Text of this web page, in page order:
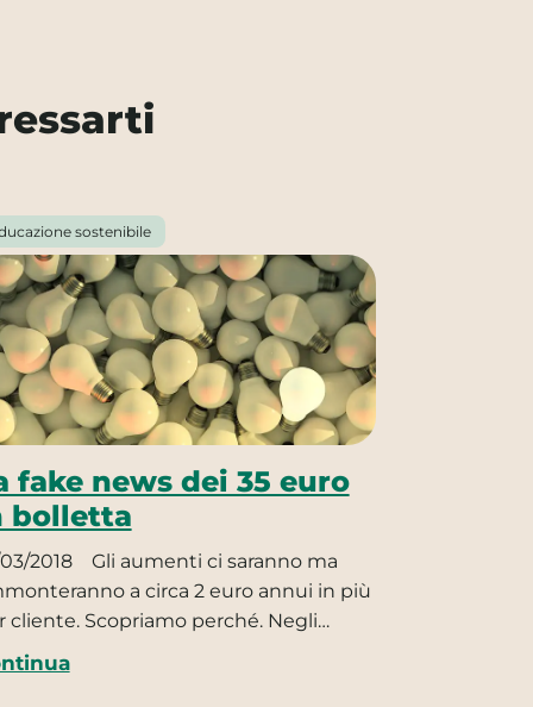
sostenibile
fake news dei 35 euro
bolletta
2018
Gli aumenti ci saranno ma
a circa 2 euro annui in più
cliente. Scopriamo perché. Negli…